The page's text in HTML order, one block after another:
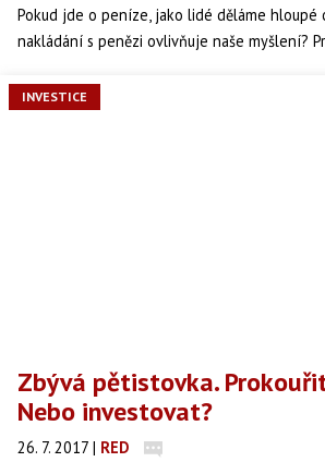
Pokud jde o peníze, jako lidé děláme hloupé
nakládání s penězi ovlivňuje naše myšlení?
nám to pomáhá a proč to může být
INVESTICE
Zbývá pětistovka.
Nebo investovat?
26. 7. 2017 | RED